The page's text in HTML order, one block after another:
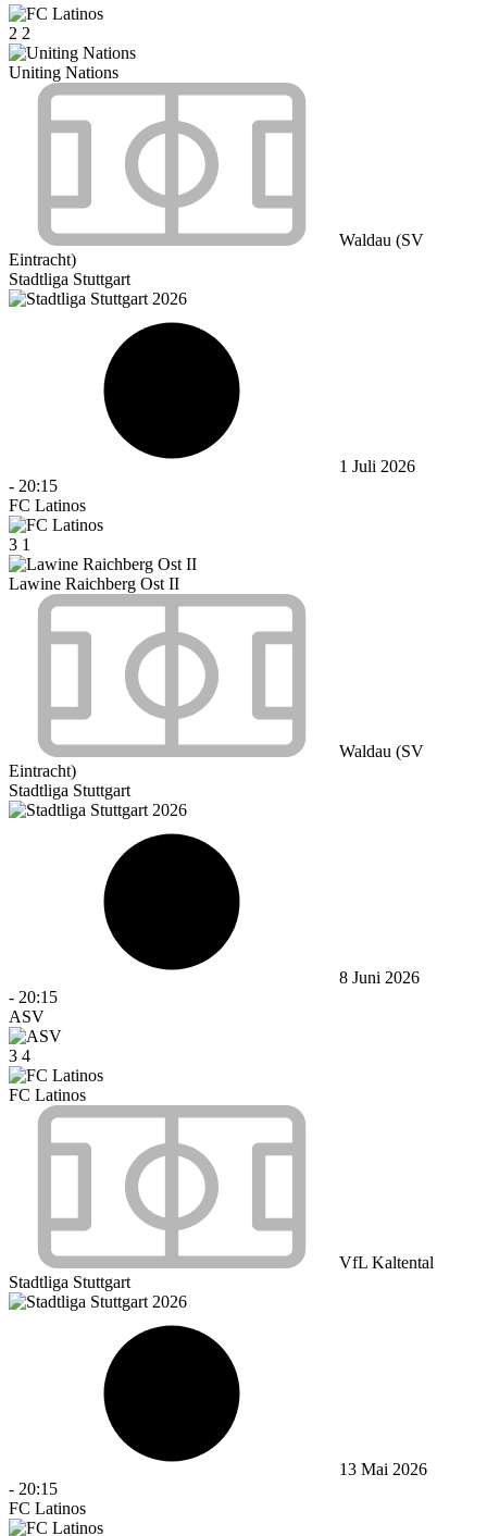
2 2
Uniting Nations
Waldau (SV
Eintracht)
Stadtliga Stuttgart
1 Juli 2026
- 20:15
FC Latinos
3 1
Lawine Raichberg Ost II
Waldau (SV
Eintracht)
Stadtliga Stuttgart
8 Juni 2026
- 20:15
ASV
3 4
FC Latinos
VfL Kaltental
Stadtliga Stuttgart
13 Mai 2026
- 20:15
FC Latinos